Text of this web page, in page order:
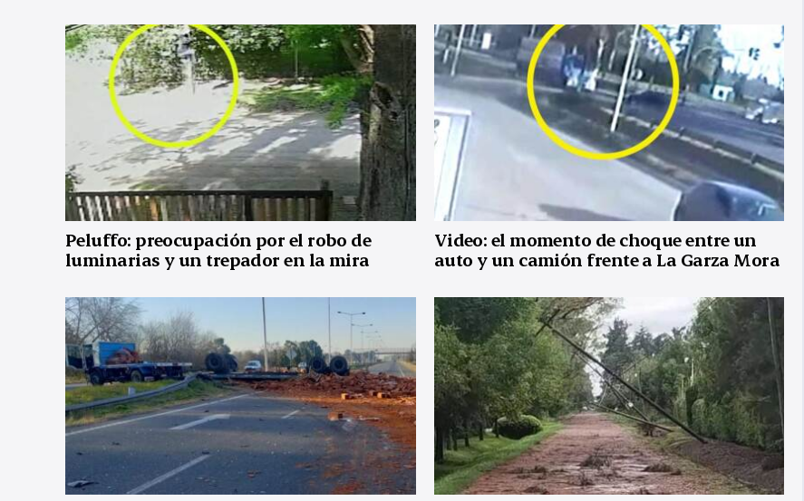
Peluffo: preocupación por el robo de
luminarias y un trepador en la mira
Video: el momento de choque entre un
auto y un camión frente a La Garza Mora